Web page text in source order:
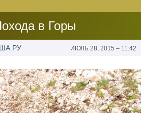
в Горы
ИЮЛЬ 28, 2015 – 11:42